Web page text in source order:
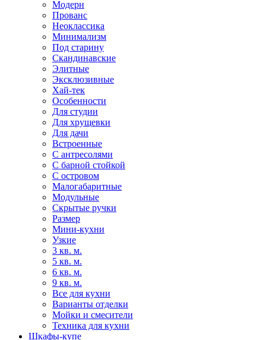
Модерн
Прованс
Неоклассика
Минимализм
Под старину
Скандинавские
Элитные
Эксклюзивные
Хай-тек
Особенности
Для студии
Для хрущевки
Для дачи
Встроенные
С антресолями
С барной стойкой
С островом
Малогабаритные
Модульные
Скрытые ручки
Размер
Мини-кухни
Узкие
3 кв. м.
5 кв. м.
6 кв. м.
9 кв. м.
Все для кухни
Варианты отделки
Мойки и смесители
Техника для кухни
Шкафы-купе